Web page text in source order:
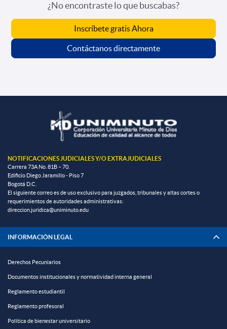
¿No encontraste lo que buscabas?
Inscríbete gratis Ahora
Contáctanos directamente
NOTIFICACIONES JUDICIALES Y/O EXTRAJUDICIALES
Carrera 73A No. 81B – 70.
Edificio Diego Jaramillo - Piso 7
Bogotá D.C.
El siguiente correo es de uso exclusivo para juzgados, tribunales y altas cortes o
requerimientos de autoridades administrativas:
direccion.juridica@uniminuto.edu
INFORMACIÓN LEGAL
Derechos Pecuniarios
Documentos institucionales y normatividad interna general
Reglamento estudiantil
Reglamento profesoral
Política de bienestar universitario